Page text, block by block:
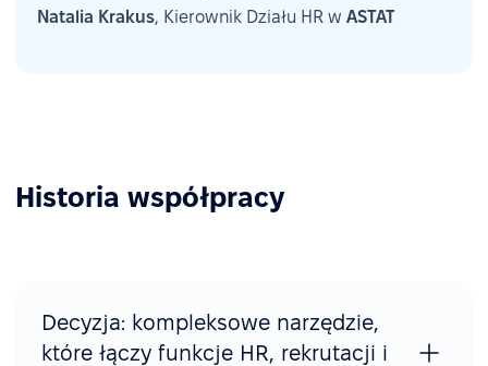
Natalia Krakus, Kierownik Działu HR w ASTAT
Historia współpracy
Decyzja: kompleksowe narzędzie,
które łączy funkcje HR, rekrutacji i